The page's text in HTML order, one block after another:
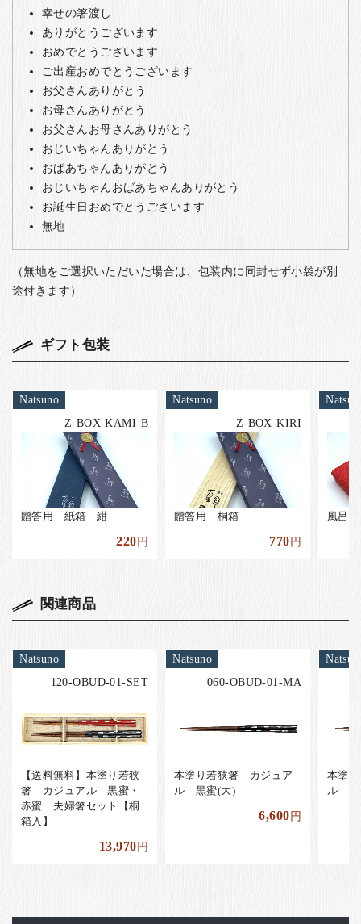
幸せの箸渡し
ありがとうございます
おめでとうございます
ご出産おめでとうございます
お父さんありがとう
お母さんありがとう
お父さんお母さんありがとう
おじいちゃんありがとう
おばあちゃんありがとう
おじいちゃんおばあちゃんありがとう
お誕生日おめでとうございます
無地
（無地をご選択いただいた場合は、包装内に同封せず小袋が別
途付きます）
ギフト包装
Natsuno
Z-BOX-KAMI-B
贈答用 紙箱 紺
220円
Natsuno
Z-BOX-KIRI
贈答用 桐箱
770円
風呂
関連商品
Natsuno
120-OBUD-01-SET
【送料無料】本塗り若狭
箸 カジュアル 黒蜜・
赤蜜 夫婦箸セット【桐
箱入】
13,970円
Natsuno
060-OBUD-01-MA
本塗り若狭箸 カジュア
ル 黒蜜(大)
6,600円
本塗
ル 赤